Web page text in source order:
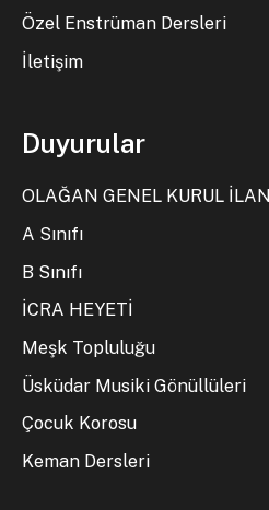
Özel Enstrüman Dersleri
İletişim
Duyurular
OLAĞAN GENEL KURUL İLANI
A Sınıfı
B Sınıfı
İCRA HEYETİ
Meşk Topluluğu
Üsküdar Musiki Gönüllüleri
Çocuk Korosu
Keman Dersleri